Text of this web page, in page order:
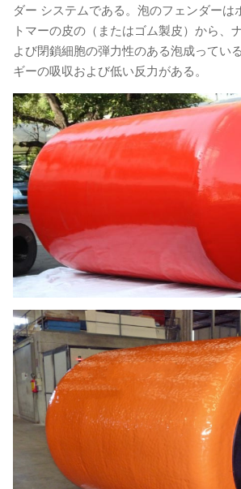
ダー システムである。泡のフェンダーは
トマーの皮の（またはゴム製皮）から、
よび閉鎖細胞の弾力性のある泡成ってい
ギーの吸収および低い反力がある。